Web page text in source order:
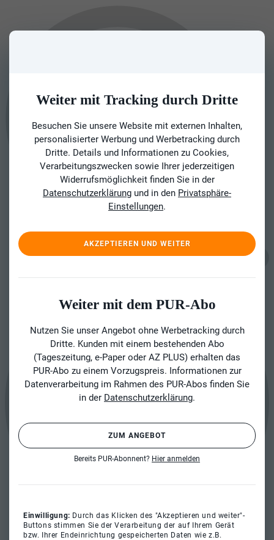
Weiter mit Tracking durch Dritte
Besuchen Sie unsere Website mit externen Inhalten,
personalisierter Werbung und Werbetracking durch
Dritte. Details und Informationen zu Cookies,
Verarbeitungszwecken sowie Ihrer jederzeitigen
Widerrufsmöglichkeit finden Sie in der
Datenschutzerklärung und in den Privatsphäre-
Einstellungen.
AKZEPTIEREN UND WEITER
Weiter mit dem PUR-Abo
Nutzen Sie unser Angebot ohne Werbetracking durch
Dritte. Kunden mit einem bestehenden Abo
(Tageszeitung, e-Paper oder AZ PLUS) erhalten das
PUR-Abo zu einem Vorzugspreis. Informationen zur
Datenverarbeitung im Rahmen des PUR-Abos finden Sie
in der Datenschutzerklärung.
ZUM ANGEBOT
Bereits PUR-Abonnent? Hier anmelden
Einwilligung: Durch das Klicken des "Akzeptieren und weiter"-
Buttons stimmen Sie der Verarbeitung der auf Ihrem Gerät
bzw. Ihrer Endeinrichtung gespeicherten Daten wie z.B.